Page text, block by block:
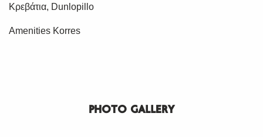
Κρεβάτια, Dunlopillo
Amenities Korres
PHOTO GALLERY